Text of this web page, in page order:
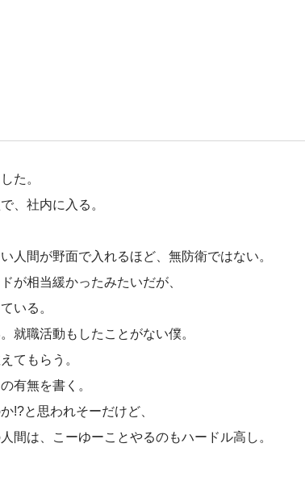
た。
、社内に入る。
人間が野面で入れるほど、無防衛ではない。
が相当緩かったみたいだが、
いる。
就職活動もしたことがない僕。
てもらう。
有無を書く。
!?と思われそーだけど、
間は、こーゆーことやるのもハードル高し。